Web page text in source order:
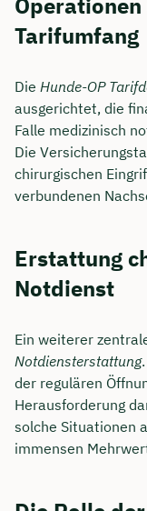
Tarifumfang
Die Hunde-OP
ausgerichtet, die
Falle medizinisch
Die
chirurgischen
verbundenen
Erstattung
Notdienst
Ein weiterer
Notdiensterstattung
der regulären
Herausforderung
solche Situationen
immensen